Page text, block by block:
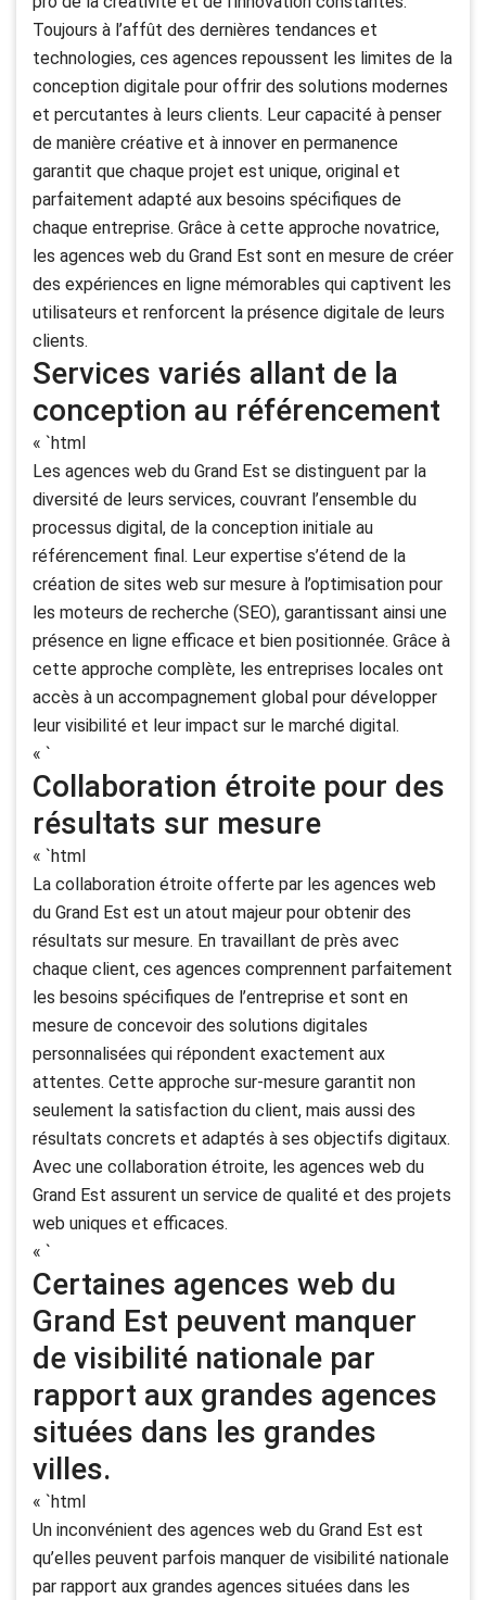
Toujours à l’affût des dernières tendances et
technologies, ces agences repoussent les limites de la
conception digitale pour offrir des solutions modernes
et percutantes à leurs clients. Leur capacité à penser
de manière créative et à innover en permanence
garantit que chaque projet est unique, original et
parfaitement adapté aux besoins spécifiques de
chaque entreprise. Grâce à cette approche novatrice,
les agences web du Grand Est sont en mesure de créer
des expériences en ligne mémorables qui captivent les
utilisateurs et renforcent la présence digitale de leurs
clients.
Services variés allant de la
conception au référencement
« `html
Les agences web du Grand Est se distinguent par la
diversité de leurs services, couvrant l’ensemble du
processus digital, de la conception initiale au
référencement final. Leur expertise s’étend de la
création de sites web sur mesure à l’optimisation pour
les moteurs de recherche (SEO), garantissant ainsi une
présence en ligne efficace et bien positionnée. Grâce à
cette approche complète, les entreprises locales ont
accès à un accompagnement global pour développer
leur visibilité et leur impact sur le marché digital.
« `
Collaboration étroite pour des
résultats sur mesure
« `html
La collaboration étroite offerte par les agences web
du Grand Est est un atout majeur pour obtenir des
résultats sur mesure. En travaillant de près avec
chaque client, ces agences comprennent parfaitement
les besoins spécifiques de l’entreprise et sont en
mesure de concevoir des solutions digitales
personnalisées qui répondent exactement aux
attentes. Cette approche sur-mesure garantit non
seulement la satisfaction du client, mais aussi des
résultats concrets et adaptés à ses objectifs digitaux.
Avec une collaboration étroite, les agences web du
Grand Est assurent un service de qualité et des projets
web uniques et efficaces.
« `
Certaines agences web du
Grand Est peuvent manquer
de visibilité nationale par
rapport aux grandes agences
situées dans les grandes
villes.
« `html
Un inconvénient des agences web du Grand Est est
qu’elles peuvent parfois manquer de visibilité nationale
par rapport aux grandes agences situées dans les